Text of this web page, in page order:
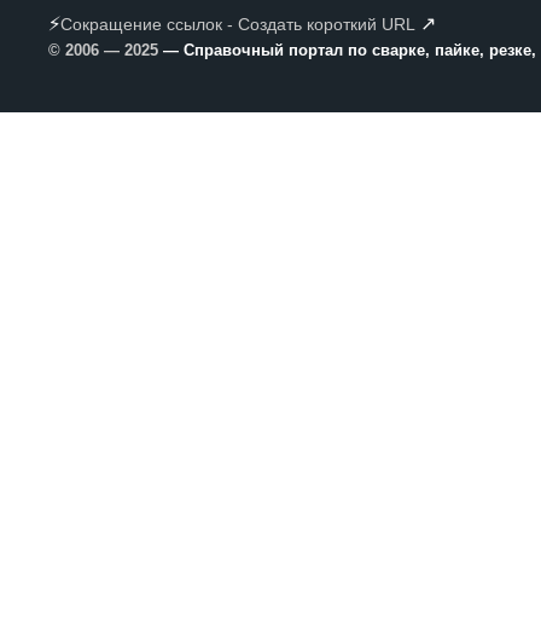
⚡Сокращение ссылок - Создать короткий URL ↗
© 2006 — 2025 — Справочный портал по сварке, пайке,